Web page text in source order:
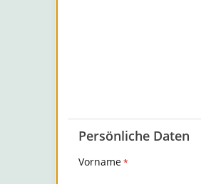
Persönliche Daten
Vorname*